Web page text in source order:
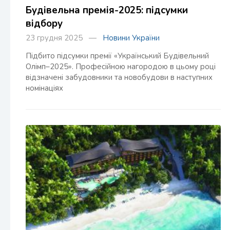
Будівельна премія-2025: підсумки
відбору
23 грудня 2025 — Новини України
Підбито підсумки премії «Український Будівельний
Олімп–2025». Професійною нагородою в цьому році
відзначені забудовники та новобудови в наступних
номінаціях